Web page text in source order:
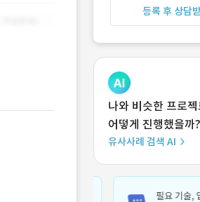
등록 후 상담
나와 비슷한 프로
어떻게 진행했을까?
유사사례 검색 AI